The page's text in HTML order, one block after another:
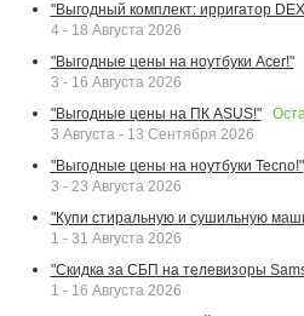
"Выгодный комплект: ирригатор
4 - 18 Августа 2026
"Выгодные цены на ноутбуки Acer!"
3 - 16 Августа 2026
"Выгодные цены на ПК ASUS!"
3 Августа - 13 Сентября 2026
"Выгодные цены на ноутбуки Tecno!"
3 - 23 Августа 2026
"Купи стиральную и сушильную
1 - 31 Августа 2026
"Скидка за СБП на телевизоры
1 - 16 Августа 2026